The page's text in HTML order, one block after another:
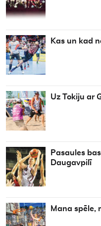
Kas un kad
Uz Tokiju ar
Pasaules
Daugavpilī
Mana spēle,